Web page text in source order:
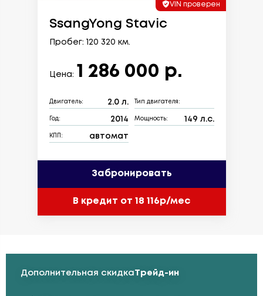
VIN проверен
SsangYong Stavic
Пробег: 120 320 км.
Цена: 1 286 000 р.
Двигатель: 2.0 л. Тип двигателя:
Год: 2014 Мощность: 149 л.с.
КПП: автомат
Забронировать
В кредит от 18 116р/мес
Дополнительная скидкаТрейд-ин